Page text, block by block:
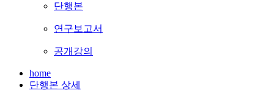
단행본
연구보고서
공개강의
home
단행본 상세